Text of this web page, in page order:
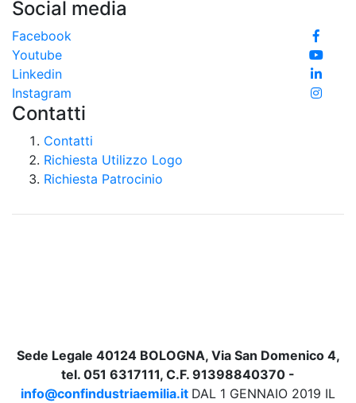
Social media
Facebook
Youtube
Linkedin
Instagram
Contatti
Contatti
Richiesta Utilizzo Logo
Richiesta Patrocinio
Sede Legale 40124 BOLOGNA, Via San Domenico 4,
tel. 051 6317111, C.F. 91398840370 -
info@confindustriaemilia.it DAL 1 GENNAIO 2019 IL